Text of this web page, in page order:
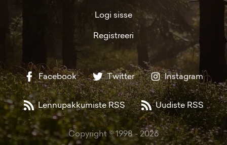
Logi sisse
Registreeri
Facebook Twitter Instagram
Lennupakkumiste RSS Uudiste RSS
Copyright © 1998 -2026